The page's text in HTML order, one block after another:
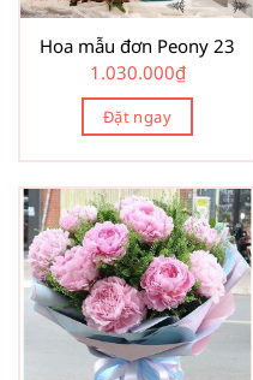
Hoa mẫu đơn Peony 23
1.030.000₫
Đặt ngay